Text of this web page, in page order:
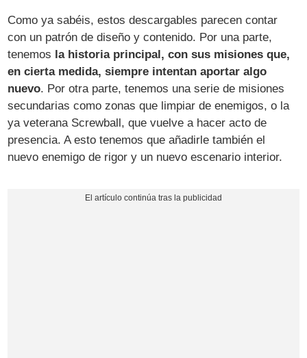
Como ya sabéis, estos descargables parecen contar
con un patrón de diseño y contenido. Por una parte,
tenemos la historia principal, con sus misiones que,
en cierta medida, siempre intentan aportar algo
nuevo. Por otra parte, tenemos una serie de misiones
secundarias como zonas que limpiar de enemigos, o la
ya veterana Screwball, que vuelve a hacer acto de
presencia. A esto tenemos que añadirle también el
nuevo enemigo de rigor y un nuevo escenario interior.